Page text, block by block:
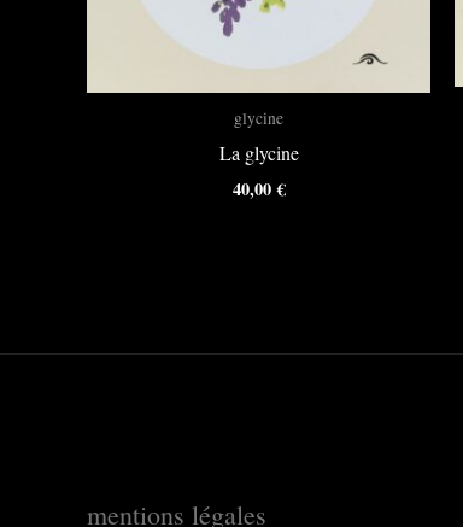
glycine
La glycine
40,00€
mentions légales